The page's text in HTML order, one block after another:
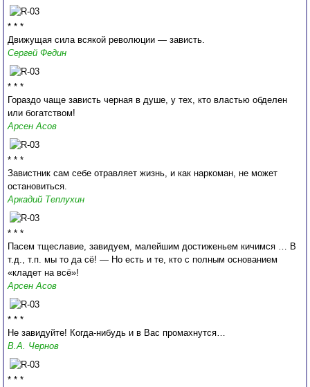
* * *
Движущая сила всякой революции — зависть.
Сергей Федин
* * *
Гораздо чаще зависть черная в душе, у тех, кто властью обделен
или богатством!
Арсен Асов
* * *
Завистник сам себе отравляет жизнь, и как наркоман, не может
остановиться.
Аркадий Теплухин
* * *
Пасем тщеславие, завидуем, малейшим достиженьем кичимся … В
т.д., т.п. мы то да сё! — Но есть и те, кто с полным основанием
«кладет на всё»!
Арсен Асов
* * *
Не завидуйте! Когда-нибудь и в Вас промахнутся…
В.А. Чернов
* * *